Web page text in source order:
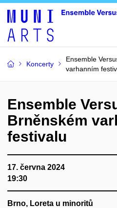
Koncerty
Ensemble
varhanním
Ensemble
Brněnském
festivalu
17. června 2024
19:30
Brno, Loreta u minoritů